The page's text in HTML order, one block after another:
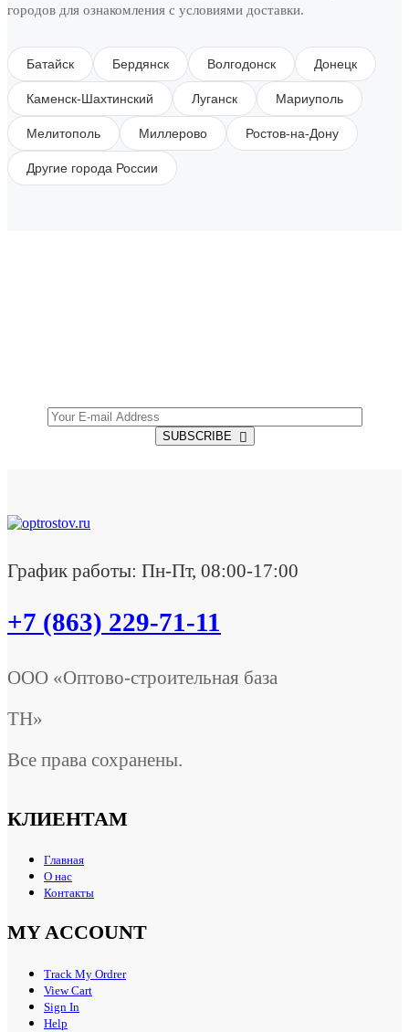
городов для ознакомления с условиями доставки.
Батайск Бердянск Волгодонск Донецк
Каменск-Шахтинский Луганск Мариуполь
Мелитополь Миллерово Ростов-на-Дону
Другие города России
SUBSCRIBE
График работы: Пн-Пт, 08:00-17:00
+7 (863) 229-71-11
ООО «Оптово-строительная база
ТН»
Все права сохранены.
КЛИЕНТАМ
Главная
О нас
Контакты
MY ACCOUNT
Track My Ordrer
View Cart
Sign In
Help